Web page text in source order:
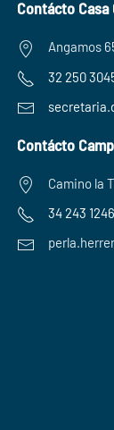
Contácto
Angamos
32 250
secretaria.
Contácto
Camino la
34 243 1246